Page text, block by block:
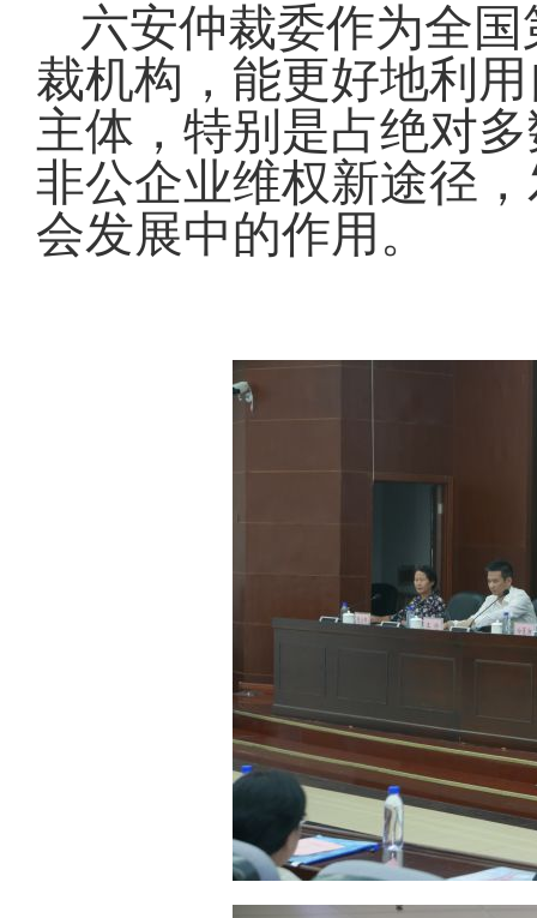
六安仲裁委作为全
裁机构，能更好地利
主体，特别是占绝对
非公企业维权新途径
会发展中的作用。